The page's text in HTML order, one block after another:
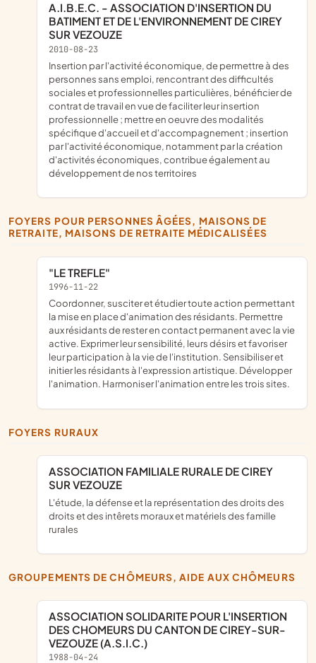
A.I.B.E.C. - ASSOCIATION D'INSERTION DU
BATIMENT ET DE L'ENVIRONNEMENT DE CIREY
SUR VEZOUZE
2010-08-23
insertion par l'activité économique, de permettre à des
personnes sans emploi, rencontrant des difficultés
sociales et professionnelles particulières, bénéficier de
contrat de travail en vue de faciliter leur insertion
professionnelle ; mettre en oeuvre des modalités
spécifique d'accueil et d'accompagnement ; insertion
par l'activité économique, notamment par la création
d'activités économiques, contribue également au
développement de nos territoires
FOYERS POUR PERSONNES ÂGÉES, MAISONS DE
RETRAITE, MAISONS DE RETRAITE MÉDICALISÉES
"LE TREFLE"
1996-11-22
Coordonner, susciter et étudier toute action permettant
la mise en place d'animation des résidants. Permettre
aux résidants de rester en contact permanent avec la vie
active. Exprimer leur sensibilité, leurs désirs et favoriser
leur participation à la vie de l'institution. Sensibiliser et
initier les résidants à l'expression artistique. Développer
l'animation. Harmoniser l'animation entre les trois sites.
FOYERS RURAUX
ASSOCIATION FAMILIALE RURALE DE CIREY
SUR VEZOUZE
l'étude, la défense et la représentation des droits des
droits et des intêrets moraux et matériels des famille
rurales
GROUPEMENTS DE CHÔMEURS, AIDE AUX CHÔMEURS
ASSOCIATION SOLIDARITE POUR L'INSERTION
DES CHOMEURS DU CANTON DE CIREY-SUR-
VEZOUZE (A.S.I.C.)
1988-04-24